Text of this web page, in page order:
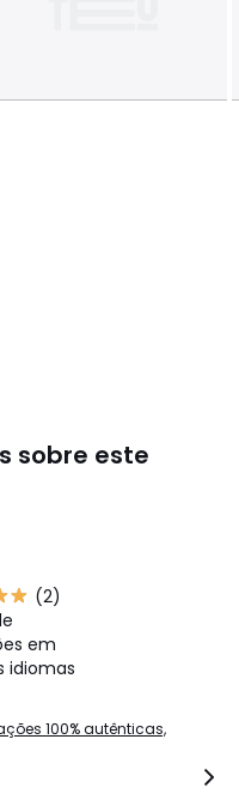
sobre este
(2)
em
idiomas
100% autênticas,